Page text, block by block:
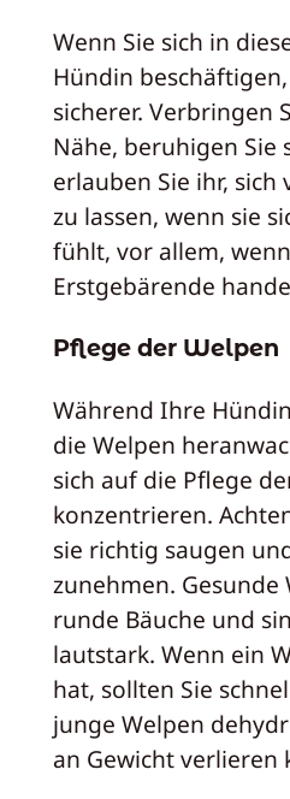
Wenn Sie sich in
Hündin
sicherer. Verbringen
Nähe, beruhigen Sie
erlauben Sie ihr,
zu lassen, wenn sie
fühlt, vor allem,
Erstgebärende
Pflege der Welpen
Während Ihre
die Welpen
sich auf die Pflege
konzentrieren.
sie richtig saugen
zunehmen. Gesunde
runde Bäuche und
lautstark. Wenn ein
hat, sollten Sie
junge Welpen
an Gewicht verlieren